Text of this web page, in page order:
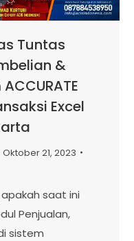
Tuntas
&
Excel
Oktober 21, 2023
apakah saat ini
Penjualan,
sistem